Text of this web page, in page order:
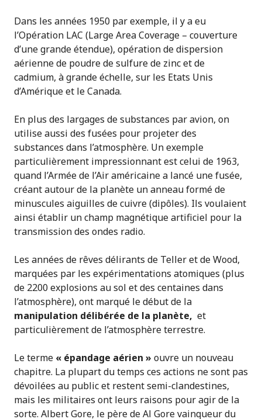
Dans les années 1950 par exemple, il y a eu
l’Opération LAC (Large Area Coverage – couverture
d’une grande étendue), opération de dispersion
aérienne de poudre de sulfure de zinc et de
cadmium, à grande échelle, sur les Etats Unis
d’Amérique et le Canada.
En plus des largages de substances par avion, on
utilise aussi des fusées pour projeter des
substances dans l’atmosphère. Un exemple
particulièrement impressionnant est celui de 1963,
quand l’Armée de l’Air américaine a lancé une fusée,
créant autour de la planète un anneau formé de
minuscules aiguilles de cuivre (dipôles). Ils voulaient
ainsi établir un champ magnétique artificiel pour la
transmission des ondes radio.
Les années de rêves délirants de Teller et de Wood,
marquées par les expérimentations atomiques (plus
de 2200 explosions au sol et des centaines dans
l’atmosphère), ont marqué le début de la
manipulation délibérée de la planète, et
particulièrement de l’atmosphère terrestre.
Le terme « épandage aérien » ouvre un nouveau
chapitre. La plupart du temps ces actions ne sont pas
dévoilées au public et restent semi-clandestines,
mais les militaires ont leurs raisons pour agir de la
sorte. Albert Gore, le père de Al Gore vainqueur du